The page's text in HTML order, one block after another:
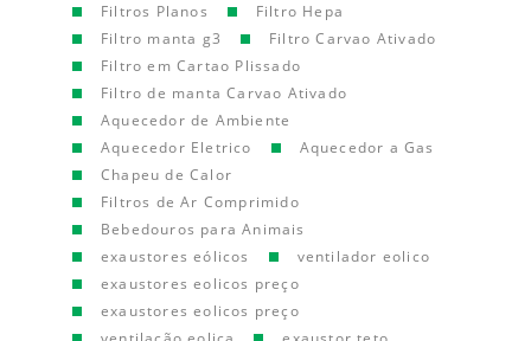
Filtros Planos
Filtro Hepa
Filtro manta g3
Filtro Carvao Ativado
Filtro em Cartao Plissado
Filtro de manta Carvao Ativado
Aquecedor de Ambiente
Aquecedor Eletrico
Aquecedor a Gas
Chapeu de Calor
Filtros de Ar Comprimido
Bebedouros para Animais
exaustores eólicos
ventilador eolico
exaustores eolicos preço
exaustores eolicos preço